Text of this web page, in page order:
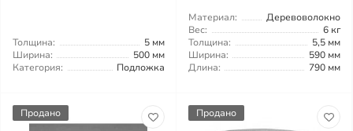
Толщина:
5 мм
Ширина:
500 мм
Категория:
Подложка
Материал:
Деревоволокно
Вес:
6 кг
Толщина:
5,5 мм
Ширина:
590 мм
Длина:
790 мм
Продано Продано